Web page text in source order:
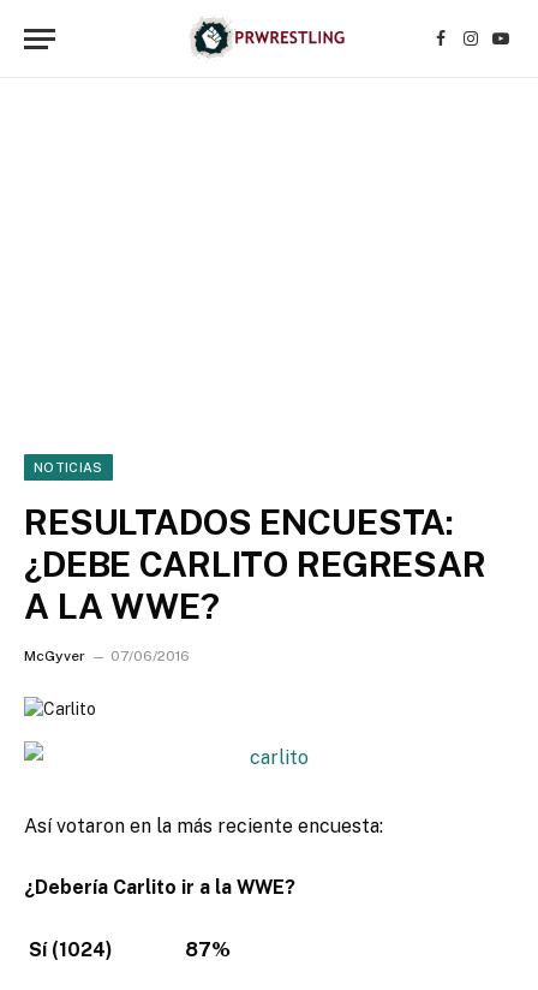
Facebook
NOTICIAS
RESULTADOS ENCUESTA:
¿DEBE CARLITO REGRESAR
A LA WWE?
McGyver 07/06/2016
Así votaron en la más reciente encuesta:
¿Debería Carlito ir a la WWE?
Sí (1024) 87%